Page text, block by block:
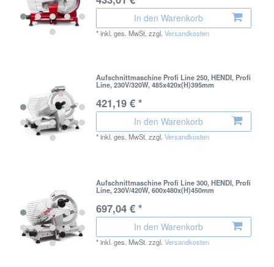
In den Warenkorb
*inkl. ges. MwSt. zzgl.Versandkosten
Aufschnittmaschine Profi Line 250, HENDI, Profi
Line, 230V/320W, 485x420x(H)395mm
421,19 € *
In den Warenkorb
*inkl. ges. MwSt. zzgl.Versandkosten
Aufschnittmaschine Profi Line 300, HENDI, Profi
Line, 230V/420W, 600x480x(H)450mm
697,04 € *
In den Warenkorb
*inkl. ges. MwSt. zzgl.Versandkosten